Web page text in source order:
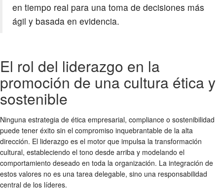
en tiempo real para una toma de decisiones más
ágil y basada en evidencia.
El rol del liderazgo en la
promoción de una cultura ética y
sostenible
Ninguna estrategia de ética empresarial, compliance o sostenibilidad
puede tener éxito sin el compromiso inquebrantable de la alta
dirección. El liderazgo es el motor que impulsa la transformación
cultural, estableciendo el tono desde arriba y modelando el
comportamiento deseado en toda la organización. La integración de
estos valores no es una tarea delegable, sino una responsabilidad
central de los líderes.